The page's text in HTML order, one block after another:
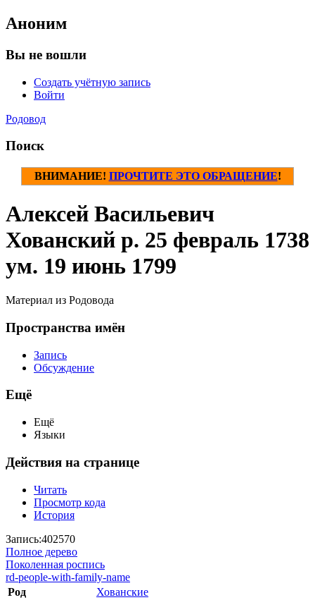
Аноним
Вы не вошли
Создать учётную запись
Войти
Родовод
Поиск
ВНИМАНИЕ! ПРОЧТИТЕ ЭТО ОБРАЩЕНИЕ!
Алексей Васильевич
Хованский р. 25 февраль 1738
ум. 19 июнь 1799
Материал из Родовода
Пространства имён
Запись
Обсуждение
Ещё
Ещё
Языки
Действия на странице
Читать
Просмотр кода
История
Запись:402570
Полное дерево
Поколенная роспись
rd-people-with-family-name
Род
Хованские